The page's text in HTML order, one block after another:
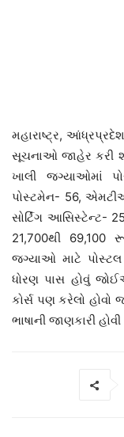
મહારાષ્ટ્ર,
સૂચનાઓ જાહેર કરી
ખાલી જગ્યાઓમાં
પોસ્ટમેન- 56,
સોર્ટિંગ આસિસ્ટેન્ટ-
21,700થી 69,100
જગ્યાઓ માટે
ધોરણ પાસ હોવું
કોર્સ પણ કરેલો
ભાષાની જાણકારી